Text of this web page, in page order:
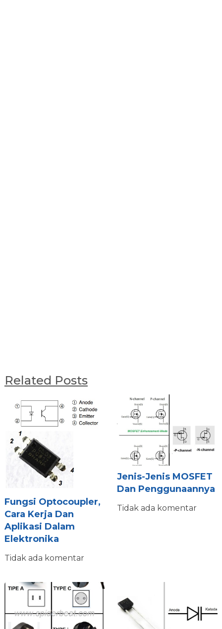
Related Posts
Fungsi Optocoupler,
Cara Kerja Dan
Aplikasi Dalam
Elektronika
Tidak ada komentar
Jenis-Jenis MOSFET
Dan Penggunaannya
Tidak ada komentar